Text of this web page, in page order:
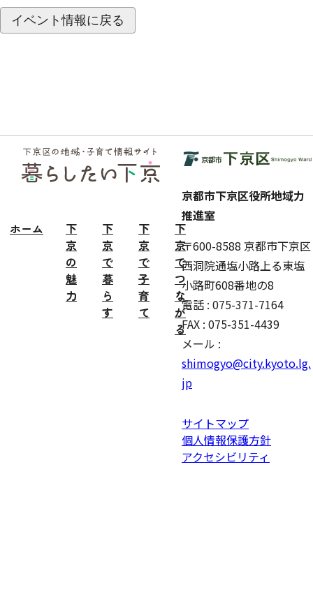
イベント情報に戻る
フッ
ター
ホーム
下
京
の
魅
力
下
京
で
暮
ら
す
下
京
で
子
育
て
下
京
で
つ
な
が
る
京都市下京区役所地域力
推進室
〒600-8588 京都市下京区
西洞院通塩小路上る東塩
小路町608番地の8
電話 : 075-371-7164
FAX : 075-351-4439
メール :
shimogyo@city.kyoto.lg.
jp
サイトマップ
個人情報保護方針
アクセシビリティ